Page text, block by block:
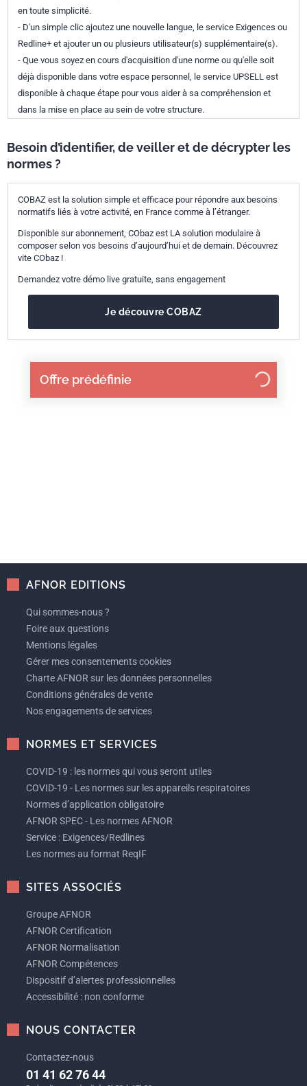
Offre prédéfinie
en toute simplicité.
- D'un simple clic ajoutez une nouvelle langue, le service Exigences ou
Redline+ et ajouter un ou plusieurs utilisateur(s) supplémentaire(s).
- Que vous soyez en cours d'acquisition d'une norme ou qu'elle soit
déjà disponible dans votre espace personnel, le service UPSELL est
disponible à chaque étape pour vous aider à sa compréhension et
dans la mise en place au sein de votre structure.
Besoin d’identifier, de veiller et de décrypter les
normes ?
COBAZ est la solution simple et efficace pour répondre aux besoins
normatifs liés à votre activité, en France comme à l’étranger.
Disponible sur abonnement, CObaz est LA solution modulaire à
composer selon vos besoins d’aujourd’hui et de demain. Découvrez
vite CObaz !
Demandez votre démo live gratuite, sans engagement
Je découvre COBAZ
AFNOR EDITIONS
Qui sommes-nous ?
Foire aux questions
Mentions légales
Gérer mes consentements cookies
Charte AFNOR sur les données personnelles
Conditions générales de vente
Nos engagements de services
NORMES ET SERVICES
COVID-19 : les normes qui vous seront utiles
COVID-19 - Les normes sur les appareils respiratoires
Normes d’application obligatoire
AFNOR SPEC - Les normes AFNOR
Service : Exigences/Redlines
Les normes au format ReqIF
SITES ASSOCIÉS
Groupe AFNOR
AFNOR Certification
AFNOR Normalisation
AFNOR Compétences
Dispositif d’alertes professionnelles
Accessibilité : non conforme
NOUS CONTACTER
Contactez-nous
01 41 62 76 44